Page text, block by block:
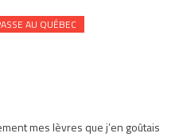
AU QUÉBEC
mes lèvres que j’en goûtais